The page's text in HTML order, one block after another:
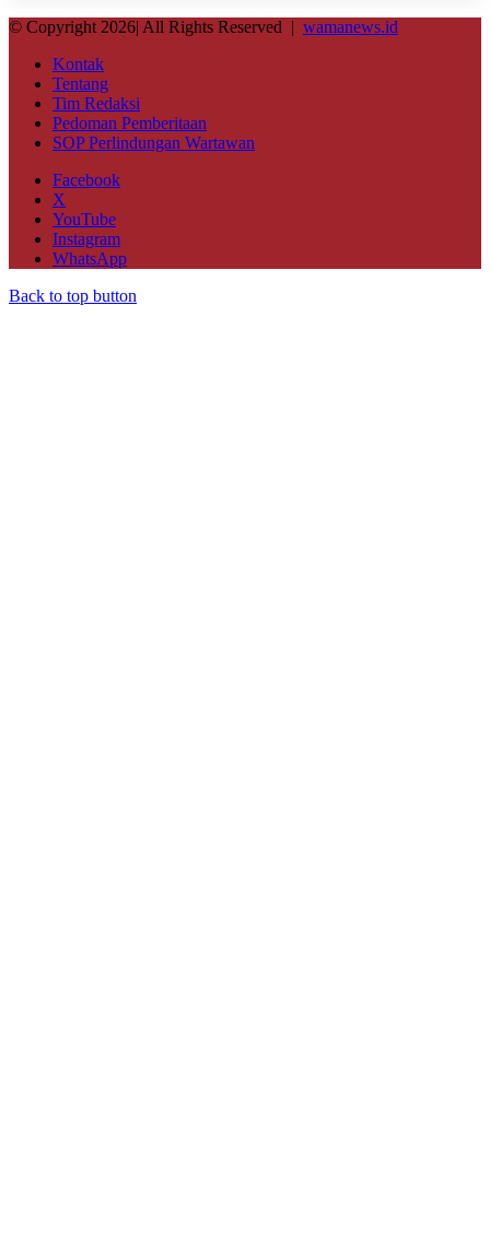
© Copyright 2026| All Rights Reserved | wamanews.id
Kontak
Tentang
Tim Redaksi
Pedoman Pemberitaan
SOP Perlindungan Wartawan
Facebook
X
YouTube
Instagram
WhatsApp
Back to top button